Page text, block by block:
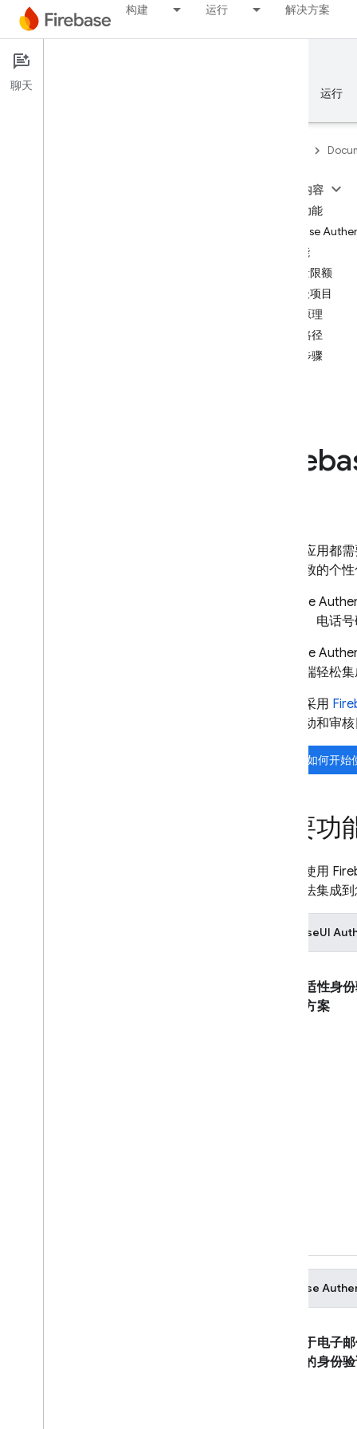
构建 运行 解决方案
Documentation
概览 运行
本页内容
主要功能
Firebase
功能
用量限额
升级项目
工作原理
实现路径
后续步骤
大多数应用都
提供一致的个性
Firebase
过密码、电话
Firebase
定义后端轻松集
升级为采用
用户活动和审
了解如何开始
主要功
您可以使用
登录方法集成
FirebaseUI
普适性身
决方案
Firebase
基于电子
码的身份
聊天